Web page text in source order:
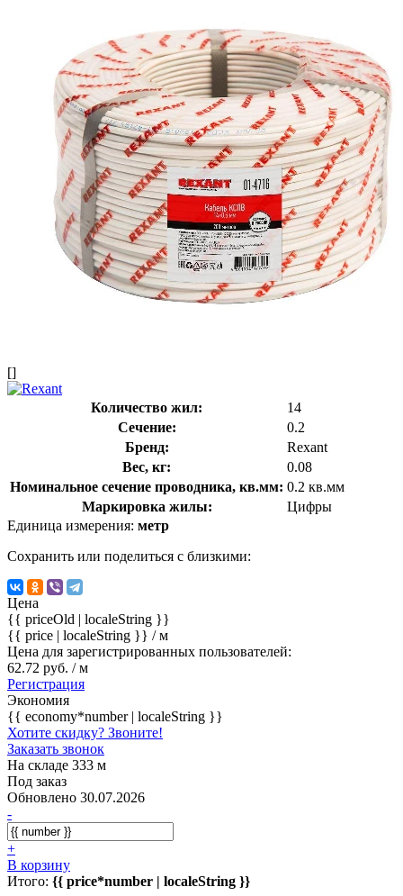
[]
Количество жил:
14
Сечение:
0.2
Бренд:
Rexant
Вес, кг:
0.08
Номинальное сечение проводника, кв.мм: 0.2 кв.мм
Маркировка жилы:
Цифры
Единица измерения: метр
Сохранить или поделиться с близкими:
Цена
{{ priceOld | localeString }}
{{ price | localeString }} / м
Цена для зарегистрированных пользователей:
62.72 руб. / м
Регистрация
Экономия
{{ economy*number | localeString }}
Хотите скидку? Звоните!
Заказать звонок
На складе 333 м
Под заказ
Обновлено 30.07.2026
-
+
В корзину
Итого: {{ price*number | localeString }}